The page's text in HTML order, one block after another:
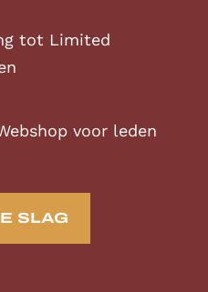
tot Limited
voor leden
SLAG